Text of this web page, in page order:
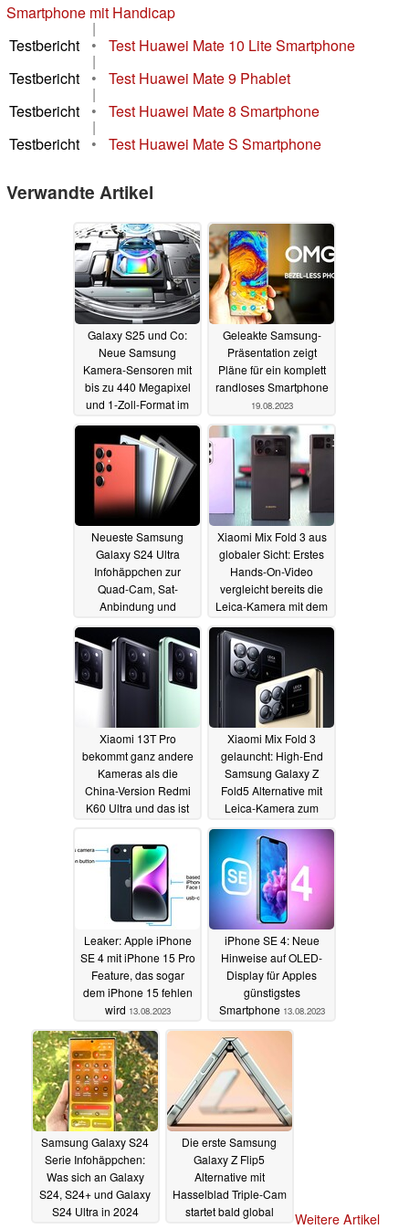
Smartphone mit Handicap
|
Testbericht
• Test Huawei Mate 10 Lite Smartphone
|
Testbericht
• Test Huawei Mate 9 Phablet
|
Testbericht
• Test Huawei Mate 8 Smartphone
|
Testbericht
• Test Huawei Mate S Smartphone
Verwandte Artikel
Galaxy S25 und Co:
Neue Samsung
Kamera-Sensoren mit
bis zu 440 Megapixel
und 1-Zoll-Format im
19.08.2023
Geleakte Samsung-
Präsentation zeigt
Pläne für ein komplett
randloses Smartphone
19.08.2023
Neueste Samsung
Galaxy S24 Ultra
Infohäppchen zur
Quad-Cam, Sat-
Anbindung und
16.08.2023
Xiaomi Mix Fold 3 aus
globaler Sicht: Erstes
Hands-On-Video
vergleicht bereits die
Leica-Kamera mit dem
Fold515.08.2023
Xiaomi 13T Pro
bekommt ganz andere
Kameras als die
China-Version Redmi
K60 Ultra und das ist
Xiaomi Mix Fold 3
gelauncht: High-End
Samsung Galaxy Z
Fold5 Alternative mit
Leica-Kamera zum
14.08.2023
Leaker: Apple iPhone
SE 4 mit iPhone 15 Pro
Feature, das sogar
dem iPhone 15 fehlen
wird 13.08.2023
iPhone SE 4: Neue
Hinweise auf OLED-
Display für Apples
günstigstes
Smartphone 13.08.2023
Samsung Galaxy S24
Serie Infohäppchen:
Was sich an Galaxy
S24, S24+ und Galaxy
S24 Ultra in 2024
Die erste Samsung
Galaxy Z Flip5
Alternative mit
Hasselblad Triple-Cam
startet bald global
Weitere Artikel